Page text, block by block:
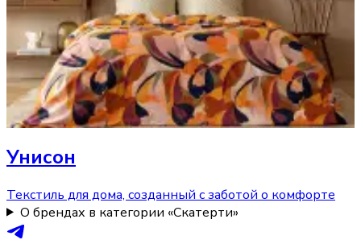
Унисон
Текстиль для дома, созданный с заботой о комфорте
О брендах в категории «Скатерти»